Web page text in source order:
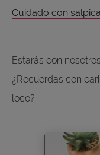
Cuidado con
Estarás con
¿Recuerdas con
loco?